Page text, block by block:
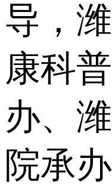
导，
康科
办、
院承